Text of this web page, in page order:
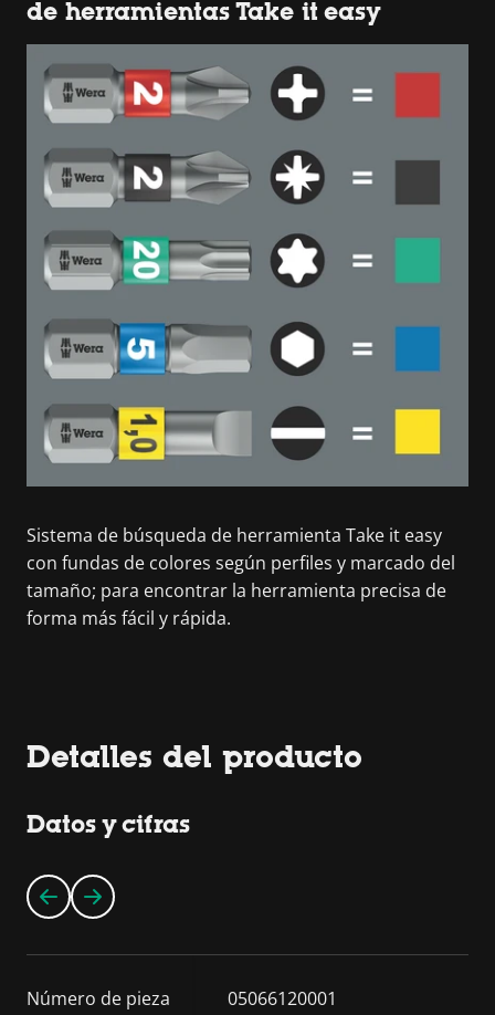
de herramientas Take it easy
Sistema de búsqueda de herramienta Take it easy
con fundas de colores según perfiles y marcado del
tamaño; para encontrar la herramienta precisa de
forma más fácil y rápida.
Detalles del producto
Datos y cifras
Número de pieza 05066120001